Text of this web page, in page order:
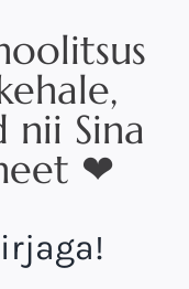
nii Sina
❤